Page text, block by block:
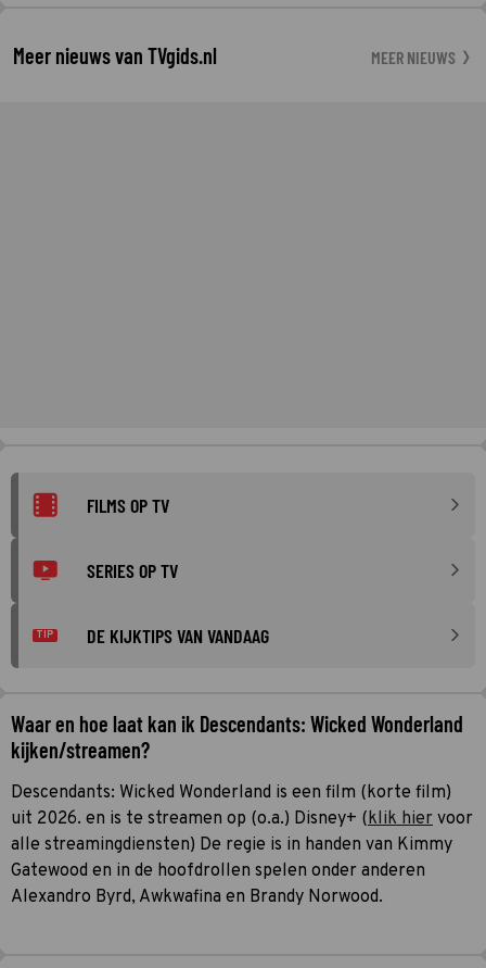
Meer nieuws van TVgids.nl MEER NIEUWS
FILMS OP TV
SERIES OP TV
TIP DE KIJKTIPS VAN VANDAAG
Waar en hoe laat kan ik Descendants: Wicked Wonderland
kijken/streamen?
Descendants: Wicked Wonderland is een film (korte film)
uit 2026. en is te streamen op (o.a.) Disney+ (klik hier voor
alle streamingdiensten) De regie is in handen van Kimmy
Gatewood en in de hoofdrollen spelen onder anderen
Alexandro Byrd, Awkwafina en Brandy Norwood.